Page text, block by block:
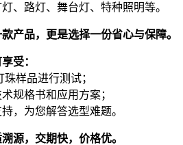
、路灯、舞台灯、特种照明等。
产品，更是选择一份省心与保障。
受：
样品进行测试；
规格书和应用方案；
，为您解答选型难题。
源，交期快，价格优。